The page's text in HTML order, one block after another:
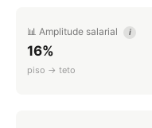
📊 Amplitude salarial i
16%
piso → teto